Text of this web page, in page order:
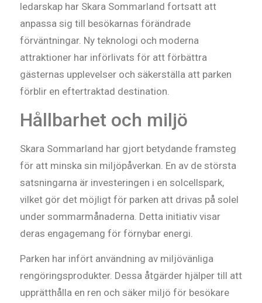
ledarskap har Skara Sommarland fortsatt att
anpassa sig till besökarnas förändrade
förväntningar. Ny teknologi och moderna
attraktioner har införlivats för att förbättra
gästernas upplevelser och säkerställa att parken
förblir en eftertraktad destination.
Hållbarhet och miljö
Skara Sommarland har gjort betydande framsteg
för att minska sin miljöpåverkan. En av de största
satsningarna är investeringen i en solcellspark,
vilket gör det möjligt för parken att drivas på solel
under sommarmånaderna. Detta initiativ visar
deras engagemang för förnybar energi.
Parken har infört användning av miljövänliga
rengöringsprodukter. Dessa åtgärder hjälper till att
upprätthålla en ren och säker miljö för besökare